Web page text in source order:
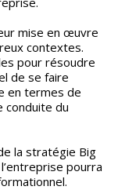
mise en œuvre
contextes.
pour résoudre
de se faire
en termes de
conduite du
la stratégie Big
pourra